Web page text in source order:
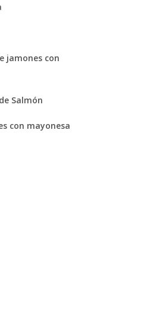
jamones con
Salmón
con mayonesa